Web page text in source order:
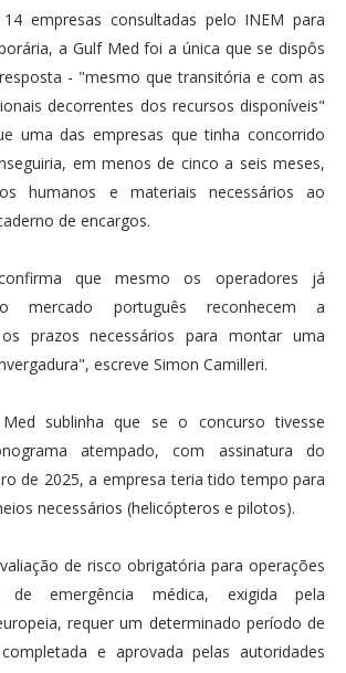
empresas consultadas pelo INEM para
a Gulf Med foi a única que se dispôs
- "mesmo que transitória e com as
decorrentes dos recursos disponíveis"
uma das empresas que tinha concorrido
em menos de cinco a seis meses,
humanos e materiais necessários ao
de encargos.
que mesmo os operadores já
mercado português reconhecem a
prazos necessários para montar uma
escreve Simon Camilleri.
sublinha que se o concurso tivesse
atempado, com assinatura do
de 2025, a empresa teria tido tempo para
necessários (helicópteros e pilotos).
de risco obrigatória para operações
de emergência médica, exigida pela
requer um determinado período de
e aprovada pelas autoridades